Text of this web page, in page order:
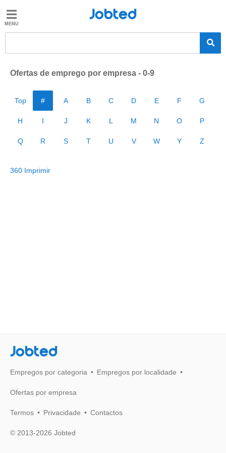
Jobted
Salários
Jobted
Ofertas de emprego por empresa - 0-9
Top # A B C D E F G
H I J K L M N O P
Q R S T U V W Y Z
360 Imprimir
Jobted
Empregos por categoria Empregos por localidade
Ofertas por empresa
Termos Privacidade Contactos
© 2013-2026 Jobted